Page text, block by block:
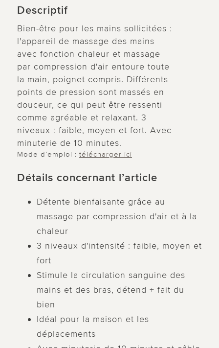
Descriptif
Bien-être pour les mains sollicitées :
l'appareil de massage des mains
avec fonction chaleur et massage
par compression d'air entoure toute
la main, poignet compris. Différents
points de pression sont massés en
douceur, ce qui peut être ressenti
comme agréable et relaxant. 3
niveaux : faible, moyen et fort. Avec
minuterie de 10 minutes.
Mode d’emploi : télécharger ici
Détails concernant l’article
Détente bienfaisante grâce au
massage par compression d'air et à la
chaleur
3 niveaux d'intensité : faible, moyen et
fort
Stimule la circulation sanguine des
mains et des bras, détend + fait du
bien
Idéal pour la maison et les
déplacements